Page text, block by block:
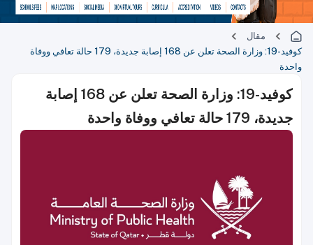
مقال
كوفيد-19: وزارة الصحة تعلن عن 168 إصابة جديدة، 179 حالة تعافي ووفاة
واحدة
كوفيد-19: وزارة الصحة تعلن عن 168 إصابة
جديدة، 179 حالة تعافي ووفاة واحدة